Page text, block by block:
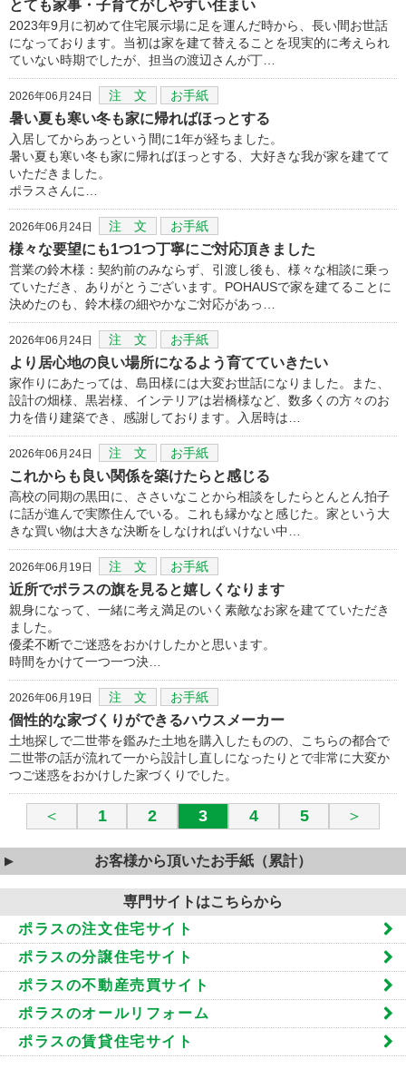
とても家事・子育てがしやすい住まい
2023年9月に初めて住宅展示場に足を運んだ時から、長い間お世話
になっております。当初は家を建て替えることを現実的に考えられ
ていない時期でしたが、担当の渡辺さんが丁…
2026年06月24日 注 文 お手紙
暑い夏も寒い冬も家に帰ればほっとする
入居してからあっという間に1年が経ちました。
暑い夏も寒い冬も家に帰ればほっとする、大好きな我が家を建てて
いただきました。
ポラスさんに…
2026年06月24日 注 文 お手紙
様々な要望にも1つ1つ丁寧にご対応頂きました
営業の鈴木様：契約前のみならず、引渡し後も、様々な相談に乗っ
ていただき、ありがとうございます。POHAUSで家を建てることに
決めたのも、鈴木様の細やかなご対応があっ…
2026年06月24日 注 文 お手紙
より居心地の良い場所になるよう育てていきたい
家作りにあたっては、島田様には大変お世話になりました。また、
設計の畑様、黒岩様、インテリアは岩橋様など、数多くの方々のお
力を借り建築でき、感謝しております。入居時は…
2026年06月24日 注 文 お手紙
これからも良い関係を築けたらと感じる
高校の同期の黒田に、ささいなことから相談をしたらとんとん拍子
に話が進んで実際住んでいる。これも縁かなと感じた。家という大
きな買い物は大きな決断をしなければいけない中…
2026年06月19日 注 文 お手紙
近所でポラスの旗を見ると嬉しくなります
親身になって、一緒に考え満足のいく素敵なお家を建てていただき
ました。
優柔不断でご迷惑をおかけしたかと思います。
時間をかけて一つ一つ決…
2026年06月19日 注 文 お手紙
個性的な家づくりができるハウスメーカー
土地探しで二世帯を鑑みた土地を購入したものの、こちらの都合で
二世帯の話が流れて一から設計し直しになったりとで非常に大変か
つご迷惑をおかけした家づくりでした。
＜ 1 2 3 4 5 ＞
お客様から頂いたお手紙（累計）
専門サイトはこちらから
ポラスの注文住宅サイト
ポラスの分譲住宅サイト
ポラスの不動産売買サイト
ポラスのオールリフォーム
ポラスの賃貸住宅サイト